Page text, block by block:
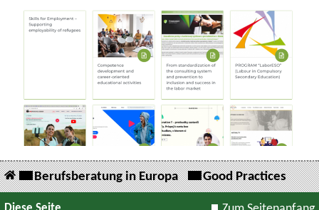
Berufsberatung in Europa Good Practices